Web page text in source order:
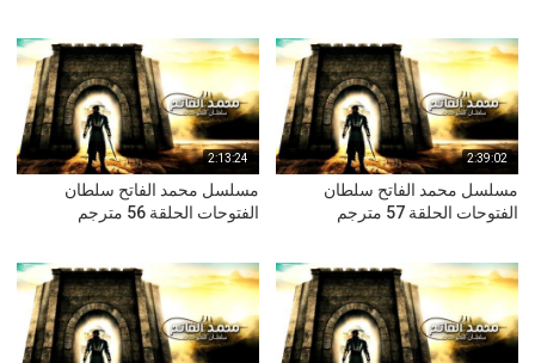
2:39:02
مسلسل محمد الفاتح سلطان
الفتوحات الحلقة 57 مترجم
2:13:24
مسلسل محمد الفاتح سلطان
الفتوحات الحلقة 56 مترجم